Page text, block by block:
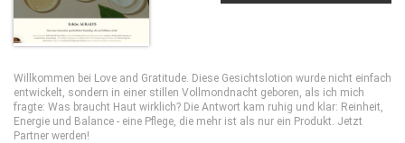
Willkommen bei Love and Gratitude. Diese Gesichtslotion wurde nicht einfach
entwickelt, sondern in einer stillen Vollmondnacht geboren, als ich mich
fragte: Was braucht Haut wirklich? Die Antwort kam ruhig und klar: Reinheit,
Energie und Balance - eine Pflege, die mehr ist als nur ein Produkt. Jetzt
Partner werden!